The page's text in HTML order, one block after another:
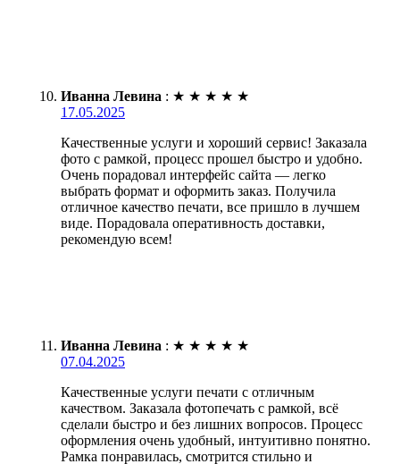
Иванна Левина : ★ ★ ★ ★ ★
17.05.2025
Качественные услуги и хороший сервис! Заказала
фото с рамкой, процесс прошел быстро и удобно.
Очень порадовал интерфейс сайта — легко
выбрать формат и оформить заказ. Получила
отличное качество печати, все пришло в лучшем
виде. Порадовала оперативность доставки,
рекомендую всем!
Иванна Левина : ★ ★ ★ ★ ★
07.04.2025
Качественные услуги печати с отличным
качеством. Заказала фотопечать с рамкой, всё
сделали быстро и без лишних вопросов. Процесс
оформления очень удобный, интуитивно понятно.
Рамка понравилась, смотрится стильно и